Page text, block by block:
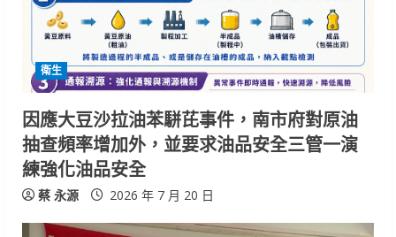
衛生
因應大豆沙拉油苯駢芘事件，南市府對原油
抽查頻率增加外，並要求油品安全三管一演
練強化油品安全
蔡 永源 2026 年 7 月 20 日